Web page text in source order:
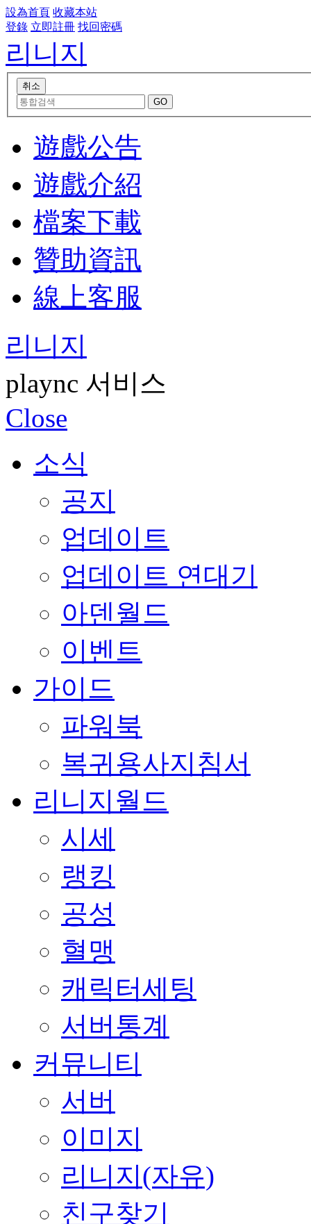
設為首頁 收藏本站
登錄 立即註冊 找回密碼
리니지
遊戲公告
遊戲介紹
檔案下載
贊助資訊
線上客服
리니지
plaync 서비스
Close
소식
공지
업데이트
업데이트 연대기
아덴월드
이벤트
가이드
파워북
복귀용사지침서
리니지월드
시세
랭킹
공성
혈맹
캐릭터세팅
서버통계
커뮤니티
서버
이미지
리니지(자유)
친구찾기